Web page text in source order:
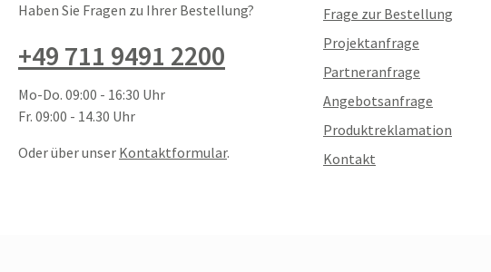
Haben Sie Fragen zu Ihrer Bestellung?
+49 711 9491 2200
Mo-Do. 09:00 - 16:30 Uhr
Fr. 09:00 - 14.30 Uhr
Oder über unser Kontaktformular.
Frage zur Bestellung
Projektanfrage
Partneranfrage
Angebotsanfrage
Produktreklamation
Kontakt